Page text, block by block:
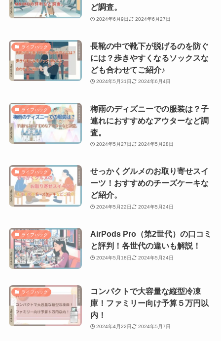
ど調査。
2024年6月9日 2024年6月27日
ライフハック
長靴の中で靴下が脱げるのを防ぐ
には？歩きやすくなるソックスな
ども合わせてご紹介♪
2024年5月31日 2024年6月4日
ライフハック
梅雨のディズニーでの服装は？子
連れにおすすめなアウターなど調
査。
2024年5月27日 2024年5月28日
ライフハック
せっかくグルメのお取り寄せスイ
ーツ！おすすめのチーズケーキな
ど紹介。
2024年5月22日 2024年5月24日
ライフハック
AirPods Pro（第2世代）の口コミ
と評判！各世代の違いも解説！
2024年5月18日 2024年5月24日
ライフハック
コンパクトで大容量な縦型冷凍
庫！ファミリー向け予算５万円以
内！
2024年4月22日 2024年5月7日